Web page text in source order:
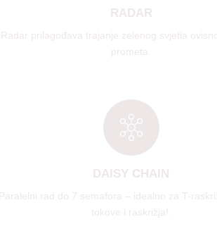
RADAR
Radar prilagođava trajanje zelenog svjetla
prometa.
DAISY CHAIN
Paralelni rad do 7 semafora – idealno za T-
tokove i raskrižja!.